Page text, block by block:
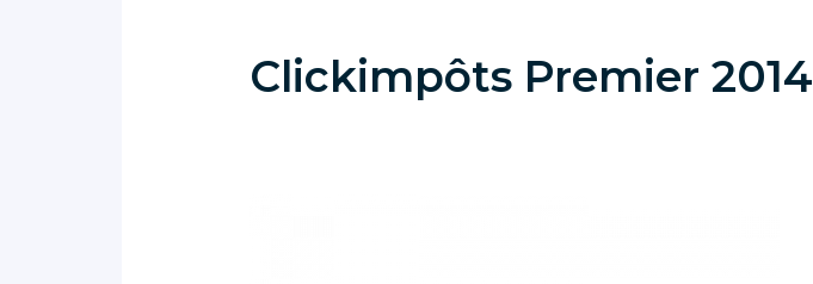
Clickimpôts Premier 2014